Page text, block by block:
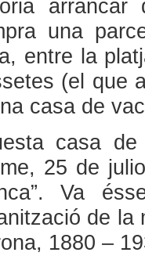
una
entre la
(el que
casa de
casa
25 de
Va
de la
1880 –